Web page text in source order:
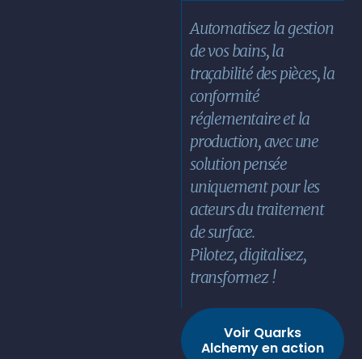
Automatisez la gestion
de vos bains, la
traçabilité des pièces, la
conformité
réglementaire et la
production, avec une
solution pensée
uniquement pour les
acteurs du traitement
de surface.
Pilotez, digitalisez,
transformez !
Voir Quarks
Alchemy en action